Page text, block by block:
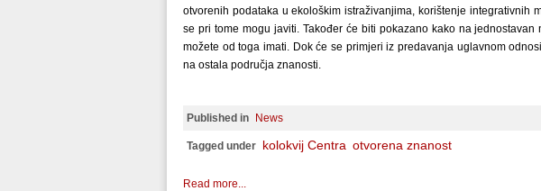
otvorenih podataka u ekološkim istraživanjima, korištenje integrativnih
se pri tome mogu javiti. Također će biti pokazano kako na
možete od toga imati. Dok će se primjeri iz predavanja uglavnom
na ostala područja znanosti.
Published in News
Tagged under kolokvij Centra otvorena znanost
Read more...